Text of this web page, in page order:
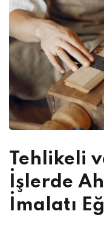
Tehlikeli
İşlerde
İmalatı
Beni hatırla